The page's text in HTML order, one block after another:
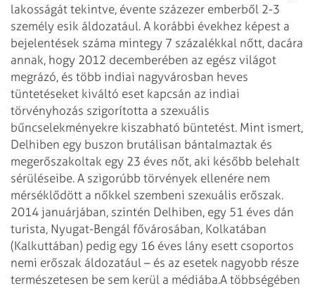
lakosságát tekintve, évente százezer emberből 2-3
személy esik áldozatául. A korábbi évekhez képest a
bejelentések száma mintegy 7 százalékkal nőtt, dacára
annak, hogy 2012 decemberében az egész világot
megrázó, és több indiai nagyvárosban heves
tüntetéseket kiváltó eset kapcsán az indiai
törvényhozás szigorította a szexuális
bűncselekményekre kiszabható büntetést. Mint ismert,
Delhiben egy buszon brutálisan bántalmaztak és
megerőszakoltak egy 23 éves nőt, aki később belehalt
sérüléseibe. A szigorúbb törvények ellenére nem
mérséklődött a nőkkel szembeni szexuális erőszak.
2014 januárjában, szintén Delhiben, egy 51 éves dán
turista, Nyugat-Bengál fővárosában, Kolkatában
(Kalkuttában) pedig egy 16 éves lány esett csoportos
nemi erőszak áldozatául – és az esetek nagyobb része
természetesen be sem kerül a médiába.A többségében